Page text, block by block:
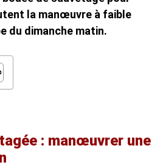
la manœuvre à faible
du dimanche matin.
: manœuvrer une